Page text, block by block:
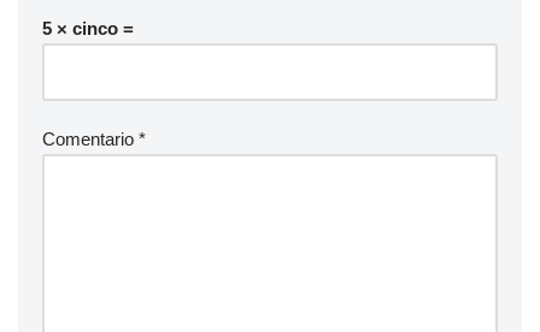
5 × cinco =
Comentario *